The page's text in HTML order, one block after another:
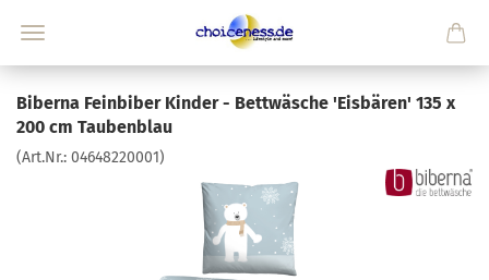
Biberna Feinbiber Kinder - Bettwäsche 'Eisbären' 135 x
200 cm Taubenblau
(Art.Nr.: 04648220001)